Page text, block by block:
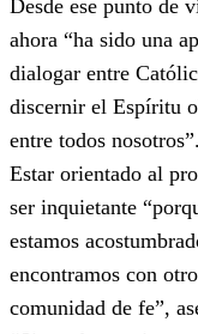
Desde ese punto de
ahora “ha sido una
dialogar entre
discernir el Espíritu
entre todos nosotros”.
Estar orientado al
ser inquietante
estamos
encontramos con
comunidad de fe”,